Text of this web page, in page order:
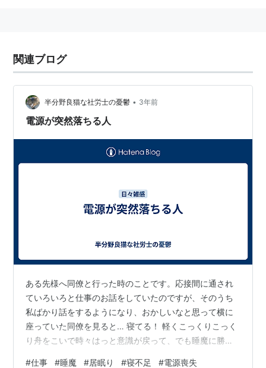
関連ブログ
半分野良猫な社労士の憂鬱 • 3年前
電源が突然落ちる人
ある先様へ同僚と行った時のことです。応接間に通され
ていろいろと仕事のお話をしていたのですが、そのうち
私ばかり話をするようになり、おかしいなと思って横に
座っていた同僚を見ると… 寝てる！ 軽くこっくりこっく
り舟をこいで時々はっと意識が戻って、でも睡魔に勝て
#仕事 #睡魔 #居眠り #寝不足 #電源喪失